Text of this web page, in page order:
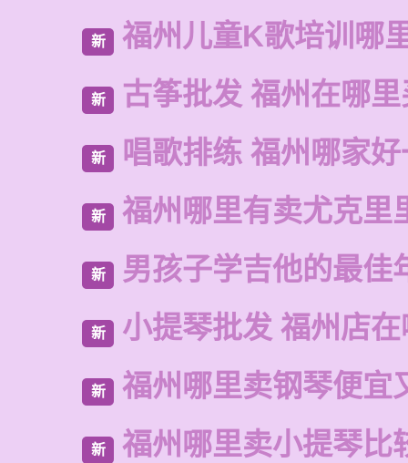
新 福州儿童K歌培训哪
新 古筝批发 福州在哪
新 唱歌排练 福州哪家
新 福州哪里有卖尤克里
新 男孩子学吉他的最佳
新 小提琴批发 福州店
新 福州哪里卖钢琴便宜
新 福州哪里卖小提琴比